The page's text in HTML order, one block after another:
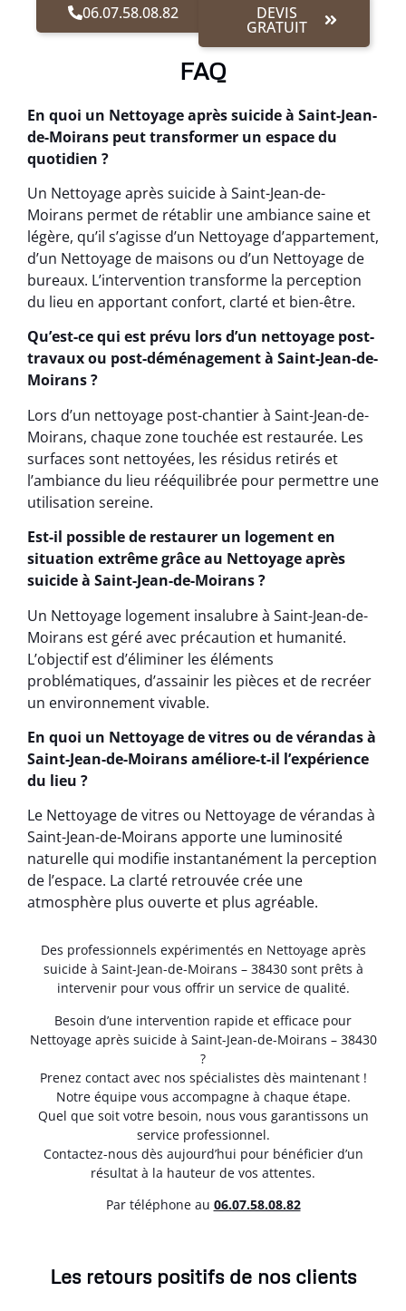
06.07.58.08.82 DEVIS
GRATUIT
FAQ
En quoi un Nettoyage après suicide à Saint-Jean-
de-Moirans peut transformer un espace du
quotidien ?
Un Nettoyage après suicide à Saint-Jean-de-
Moirans permet de rétablir une ambiance saine et
légère, qu’il s’agisse d’un Nettoyage d’appartement,
d’un Nettoyage de maisons ou d’un Nettoyage de
bureaux. L’intervention transforme la perception
du lieu en apportant confort, clarté et bien-être.
Qu’est-ce qui est prévu lors d’un nettoyage post-
travaux ou post-déménagement à Saint-Jean-de-
Moirans ?
Lors d’un nettoyage post-chantier à Saint-Jean-de-
Moirans, chaque zone touchée est restaurée. Les
surfaces sont nettoyées, les résidus retirés et
l’ambiance du lieu rééquilibrée pour permettre une
utilisation sereine.
Est-il possible de restaurer un logement en
situation extrême grâce au Nettoyage après
suicide à Saint-Jean-de-Moirans ?
Un Nettoyage logement insalubre à Saint-Jean-de-
Moirans est géré avec précaution et humanité.
L’objectif est d’éliminer les éléments
problématiques, d’assainir les pièces et de recréer
un environnement vivable.
En quoi un Nettoyage de vitres ou de vérandas à
Saint-Jean-de-Moirans améliore-t-il l’expérience
du lieu ?
Le Nettoyage de vitres ou Nettoyage de vérandas à
Saint-Jean-de-Moirans apporte une luminosité
naturelle qui modifie instantanément la perception
de l’espace. La clarté retrouvée crée une
atmosphère plus ouverte et plus agréable.
Des professionnels expérimentés en Nettoyage après
suicide à Saint-Jean-de-Moirans – 38430 sont prêts à
intervenir pour vous offrir un service de qualité.
Besoin d’une intervention rapide et efficace pour
Nettoyage après suicide à Saint-Jean-de-Moirans – 38430
?
Prenez contact avec nos spécialistes dès maintenant !
Notre équipe vous accompagne à chaque étape.
Quel que soit votre besoin, nous vous garantissons un
service professionnel.
Contactez-nous dès aujourd’hui pour bénéficier d’un
résultat à la hauteur de vos attentes.
Par téléphone au 06.07.58.08.82
Les retours positifs de nos clients